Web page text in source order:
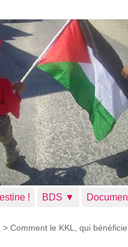
! BDS ▼
> Comment le KKL, qui